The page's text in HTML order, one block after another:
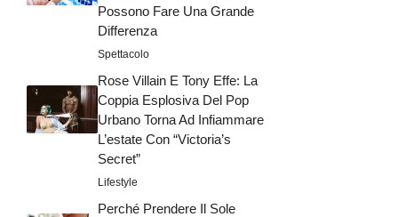
Possono Fare Una Grande
Differenza
Spettacolo
Rose Villain E Tony Effe: La
Coppia Esplosiva Del Pop
Urbano Torna Ad Infiammare
L’estate Con “Victoria’s
Secret”
Lifestyle
Perché Prendere Il Sole